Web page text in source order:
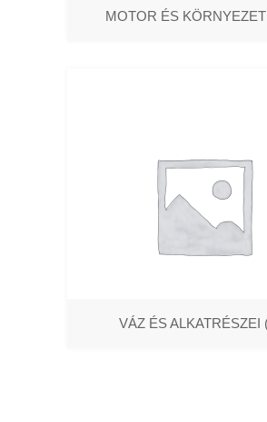
MOTOR ÉS
VÁZ ÉS ALKATRÉSZEI